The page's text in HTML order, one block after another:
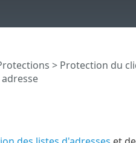
> Protection du